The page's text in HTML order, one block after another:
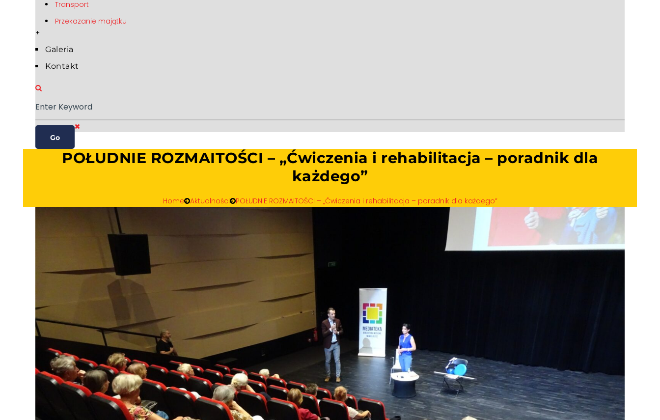
Transport
Przekazanie majątku
+
Galeria
Kontakt
POŁUDNIE ROZMAITOŚCI – „Ćwiczenia i rehabilitacja – poradnik dla
każdego”
Home Aktualności POŁUDNIE ROZMAITOŚCI – „Ćwiczenia i rehabilitacja – poradnik dla każdego”